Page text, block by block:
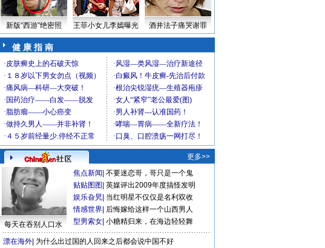
新版“西游”绝密照 王菲小女儿李嫣曝光 酒井法子痛哭谢罪
健 康 指 南
更多>>
每天在吞别人口水
焦点新闻 不要迷恋哥，哥只是一个鬼
贴贴图图 英媒评出2009年度搞怪发明
娱乐旮旯 当红明星不仅仅是名利双收
情感世界 后悔嫁给这样一个山西男人
型男索女 小糖精归来，在海边轻轻舞
漂在海外 为什么出过国的人回来之后都会说中国不好